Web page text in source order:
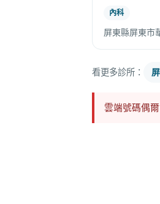
內科
屏東縣屏東市
看更多診所：
雲端號碼偶